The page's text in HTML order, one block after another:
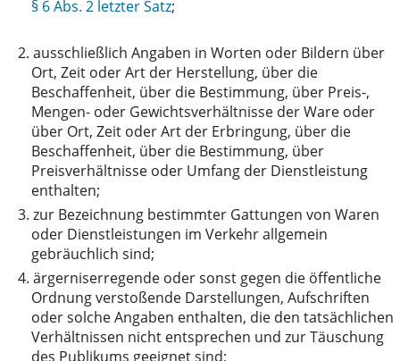
§ 6 Abs. 2 letzter Satz;
2. ausschließlich Angaben in Worten oder Bildern über
Ort, Zeit oder Art der Herstellung, über die
Beschaffenheit, über die Bestimmung, über Preis-,
Mengen- oder Gewichtsverhältnisse der Ware oder
über Ort, Zeit oder Art der Erbringung, über die
Beschaffenheit, über die Bestimmung, über
Preisverhältnisse oder Umfang der Dienstleistung
enthalten;
3. zur Bezeichnung bestimmter Gattungen von Waren
oder Dienstleistungen im Verkehr allgemein
gebräuchlich sind;
4. ärgerniserregende oder sonst gegen die öffentliche
Ordnung verstoßende Darstellungen, Aufschriften
oder solche Angaben enthalten, die den tatsächlichen
Verhältnissen nicht entsprechen und zur Täuschung
des Publikums geeignet sind;